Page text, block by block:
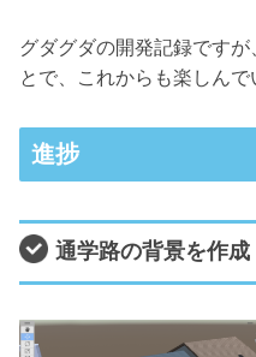
グダグダの開発記録です
とで、これからも楽しんで
進捗
通学路の背景を作成